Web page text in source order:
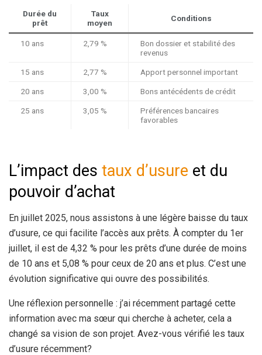
Durée du
prêt
Taux
moyen
Conditions
10 ans 2,79 %
Bon dossier et stabilité des
revenus
15 ans 2,77 % Apport personnel important
20 ans 3,00 % Bons antécédents de crédit
25 ans 3,05 %
Préférences bancaires
favorables
L’impact des taux d’usure et du
pouvoir d’achat
En juillet 2025, nous assistons à une légère baisse du taux
d’usure, ce qui facilite l’accès aux prêts. À compter du 1er
juillet, il est de 4,32 % pour les prêts d’une durée de moins
de 10 ans et 5,08 % pour ceux de 20 ans et plus. C’est une
évolution significative qui ouvre des possibilités.
Une réflexion personnelle : j’ai récemment partagé cette
information avec ma sœur qui cherche à acheter, cela a
changé sa vision de son projet. Avez-vous vérifié les taux
d’usure récemment?